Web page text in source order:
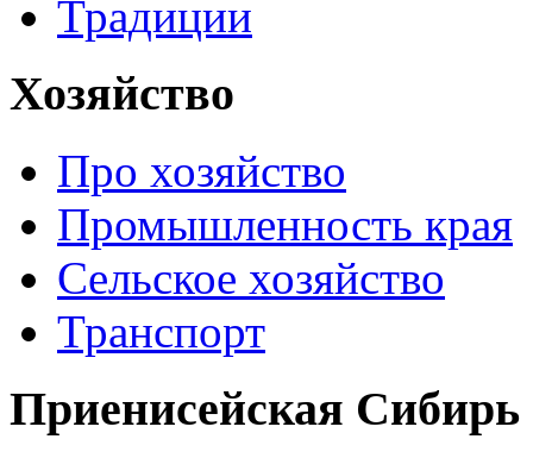
Традиции
Хозяйство
Про хозяйство
Промышленность края
Сельское хозяйство
Транспорт
Приенисейская Сибирь